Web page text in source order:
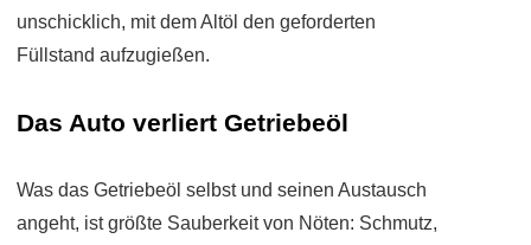
unschicklich, mit dem Altöl den geforderten
Füllstand aufzugießen.
Das Auto verliert Getriebeöl
Was das Getriebeöl selbst und seinen Austausch
angeht, ist größte Sauberkeit von Nöten: Schmutz,